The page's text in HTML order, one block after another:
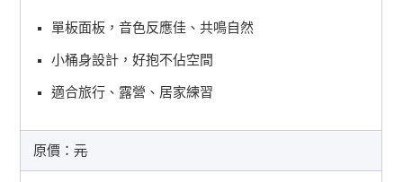
單板面板，音色反應佳、共鳴自然
小桶身設計，好抱不佔空間
適合旅行、露營、居家練習
原價：元